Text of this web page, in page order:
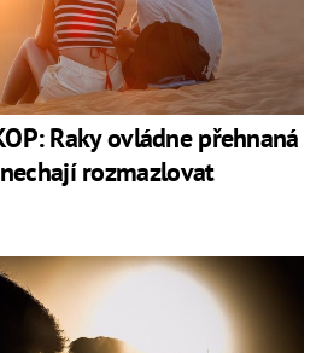
Raky ovládne přehnaná
rozmazlovat